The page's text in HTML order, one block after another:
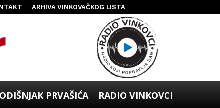
ARHIVA VINKOVAČKOG LISTA
PRVAŠIĆA RADIO VINKOVCI